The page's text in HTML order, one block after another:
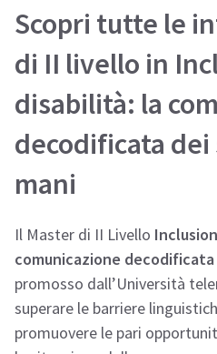
Scopri tutte le
di II livello in
disabilità: la
decodificata
mani
Il Master di II Livello
comunicazione
promosso dall’Università
superare le barriere
promuovere le pari